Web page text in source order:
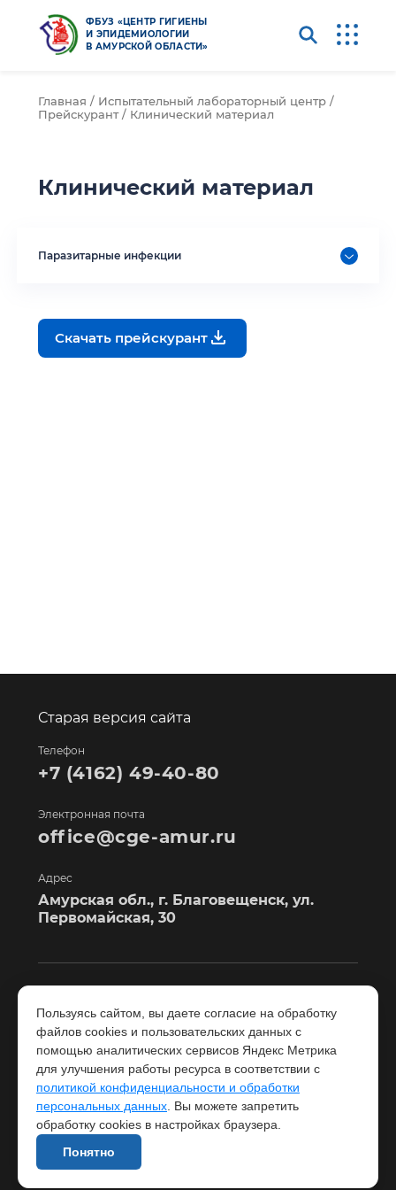
ФБУЗ «ЦЕНТР ГИГИЕНЫ
И ЭПИДЕМИОЛОГИИ
В АМУРСКОЙ ОБЛАСТИ»
Главная / Испытательный лабораторный центр /
Прейскурант / Клинический материал
Клинический материал
Паразитарные инфекции
Скачать прейскурант
Старая версия сайта
Телефон
+7 (4162) 49-40-80
Электронная почта
office@cge-amur.ru
Адрес
Амурская обл., г. Благовещенск, ул.
Первомайская, 30
Услуги
Лаборатория
Экспертиза
Консультационный
центр
О центре
Контакты
Новости
Документы
Пользуясь сайтом, вы даете согласие на обработку
файлов cookies и пользовательских данных с
помощью аналитических сервисов Яндекс Метрика
для улучшения работы ресурса в соответствии с
политикой конфиденциальности и обработки
персональных данных . Вы можете запретить
обработку cookies в настройках браузера.
Понятно